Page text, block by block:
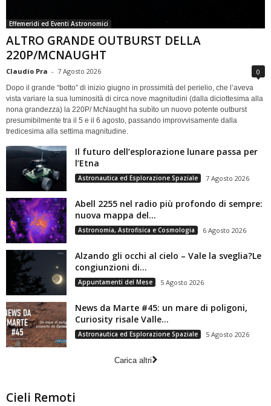
Effemeridi ed Eventi Astronomici
ALTRO GRANDE OUTBURST DELLA
220P/MCNAUGHT
Claudio Pra - 7 Agosto 2026 0
Dopo il grande “botto” di inizio giugno in prossimità del perielio, che l’aveva
vista variare la sua luminosità di circa nove magnitudini (dalla diciottesima alla
nona grandezza) la 220P/ McNaught ha subìto un nuovo potente outburst
presumibilmente tra il 5 e il 6 agosto, passando improvvisamente dalla
tredicesima alla settima magnitudine.
Il futuro dell’esplorazione lunare passa per
l’Etna
Astronautica ed Esplorazione Spaziale 7 Agosto 2026
Abell 2255 nel radio più profondo di sempre:
nuova mappa del...
Astronomia, Astrofisica e Cosmologia 6 Agosto 2026
Alzando gli occhi al cielo – Vale la sveglia?Le
congiunzioni di...
Appuntamenti del Mese 5 Agosto 2026
News da Marte #45: un mare di poligoni,
Curiosity risale Valle...
Astronautica ed Esplorazione Spaziale 5 Agosto 2026
Carica altri
Cieli Remoti